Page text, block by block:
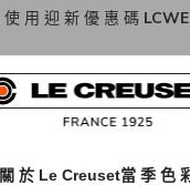
用 迎 新 優 惠 碼
關 於 Le Creuset當 季 色